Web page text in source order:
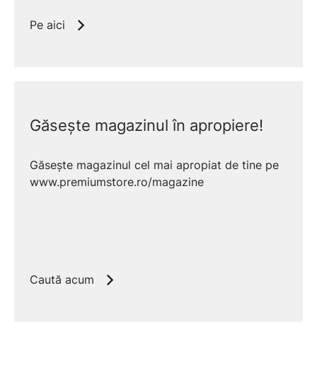
Pe aici
Găsește magazinul în apropiere!
Găsește magazinul cel mai apropiat de tine pe
www.premiumstore.ro/magazine
Caută acum